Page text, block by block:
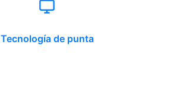
Tecnología de punta